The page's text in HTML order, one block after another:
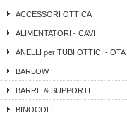
ACCESSORI OTTICA
ALIMENTATORI - CAVI
ANELLI per TUBI OTTICI - OTA
BARLOW
BARRE & SUPPORTI
BINOCOLI